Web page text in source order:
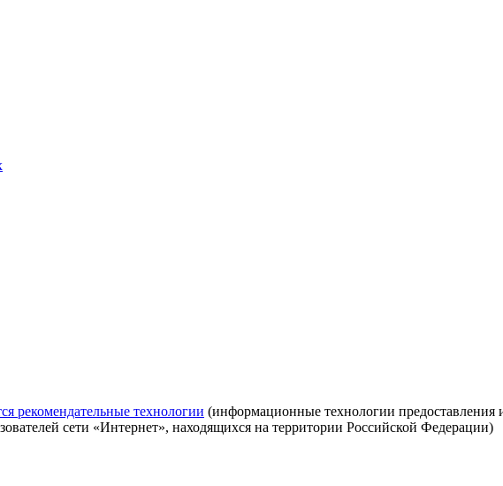
рекомендательные технологии (информационные технологии предоставления
сети «Интернет», находящихся на территории Российской Федерации)